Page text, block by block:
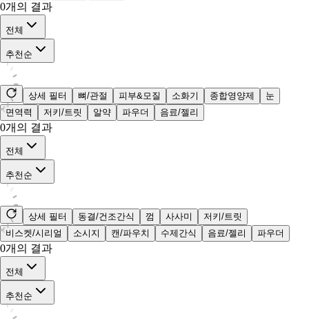
0개의 결과
전체
추천순
상세 필터 뼈/관절 피부&모질 소화기 종합영양제
눈
면역력
저키/트릿 알약 파우더 음료/젤리
0개의 결과
전체
추천순
상세 필터 동결/건조간식 껌 사사미
저키/트릿
비스켓/시리얼
소시지 캔/파우치 수제간식 음료/젤리 파우더
0개의 결과
전체
추천순